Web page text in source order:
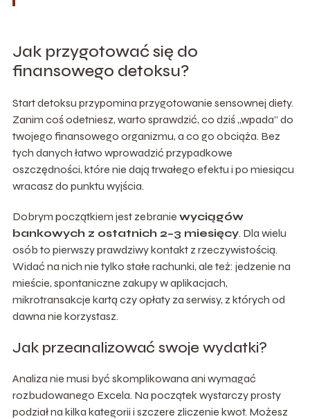
Jak przygotować się do
finansowego detoksu?
Start detoksu przypomina przygotowanie sensownej diety.
Zanim coś odetniesz, warto sprawdzić, co dziś „wpada” do
twojego finansowego organizmu, a co go obciąża. Bez
tych danych łatwo wprowadzić przypadkowe
oszczędności, które nie dają trwałego efektu i po miesiącu
wracasz do punktu wyjścia.
Dobrym początkiem jest zebranie wyciągów
bankowych z ostatnich 2–3 miesięcy. Dla wielu
osób to pierwszy prawdziwy kontakt z rzeczywistością.
Widać na nich nie tylko stałe rachunki, ale też: jedzenie na
mieście, spontaniczne zakupy w aplikacjach,
mikrotransakcje kartą czy opłaty za serwisy, z których od
dawna nie korzystasz.
Jak przeanalizować swoje wydatki?
Analiza nie musi być skomplikowana ani wymagać
rozbudowanego Excela. Na początek wystarczy prosty
podział na kilka kategorii i szczere zliczenie kwot. Możesz